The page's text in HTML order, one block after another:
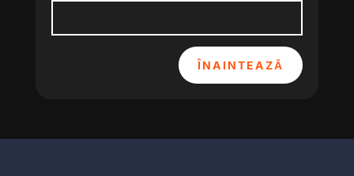
ÎNAINTEAZĂ